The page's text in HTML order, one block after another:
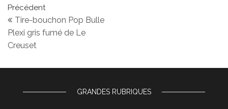
Navigation de l’article
Article précédent
Précédent
Tire-bouchon Pop Bulle
Plexi gris fumé de Le
Creuset
GRANDES RUBRIQUES